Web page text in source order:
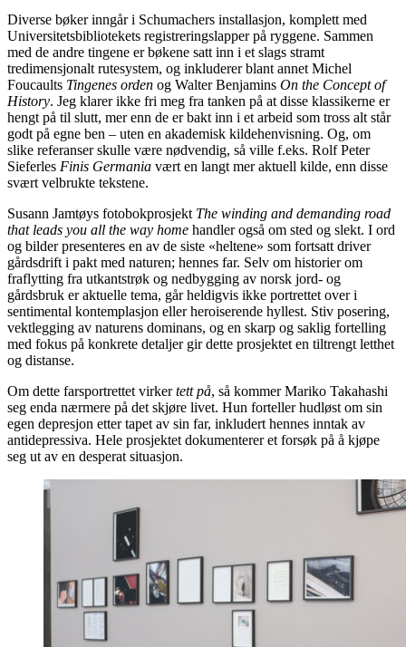
Diverse bøker inngår i Schumachers installasjon, komplett med
Universitetsbibliotekets registreringslapper på ryggene. Sammen
med de andre tingene er bøkene satt inn i et slags stramt
tredimensjonalt rutesystem, og inkluderer blant annet Michel
Foucaults Tingenes orden og Walter Benjamins On the Concept of
History. Jeg klarer ikke fri meg fra tanken på at disse klassikerne er
hengt på til slutt, mer enn de er bakt inn i et arbeid som tross alt står
godt på egne ben – uten en akademisk kildehenvisning. Og, om
slike referanser skulle være nødvendig, så ville f.eks. Rolf Peter
Sieferles Finis Germania vært en langt mer aktuell kilde, enn disse
svært velbrukte tekstene.
Susann Jamtøys fotobokprosjekt The winding and demanding road
that leads you all the way home handler også om sted og slekt. I ord
og bilder presenteres en av de siste «heltene» som fortsatt driver
gårdsdrift i pakt med naturen; hennes far. Selv om historier om
fraflytting fra utkantstrøk og nedbygging av norsk jord- og
gårdsbruk er aktuelle tema, går heldigvis ikke portrettet over i
sentimental kontemplasjon eller heroiserende hyllest. Stiv posering,
vektlegging av naturens dominans, og en skarp og saklig fortelling
med fokus på konkrete detaljer gir dette prosjektet en tiltrengt letthet
og distanse.
Om dette farsportrettet virkertett på, så kommer Mariko Takahashi
seg enda nærmere på det skjøre livet. Hun forteller hudløst om sin
egen depresjon etter tapet av sin far, inkludert hennes inntak av
antidepressiva. Hele prosjektet dokumenterer et forsøk på å kjøpe
seg ut av en desperat situasjon.